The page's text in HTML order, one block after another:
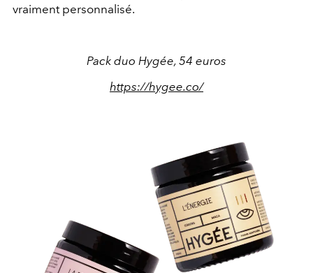
vraiment personnalisé.
Pack duo Hygée, 54 euros
https://hygee.co/